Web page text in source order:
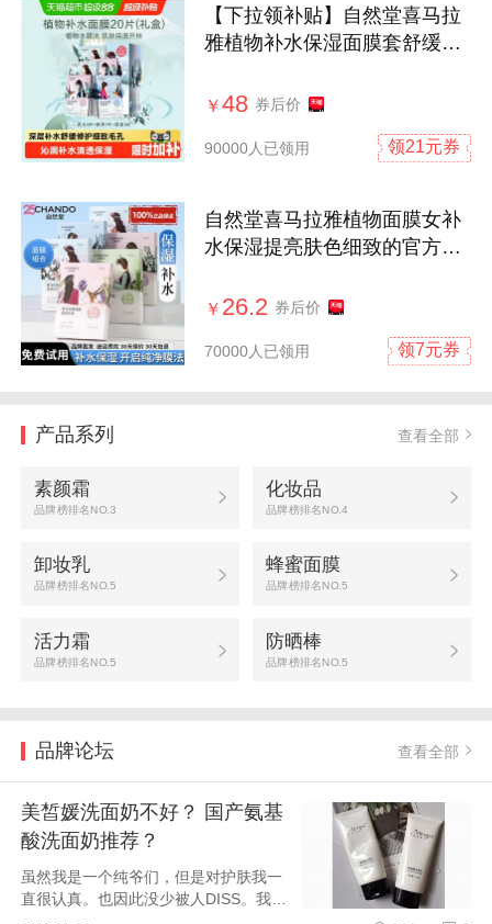
【下拉领补贴】自然堂喜马拉
雅植物补水保湿面膜套舒缓肌
￥48 券后价
90000人已领用 领21元券
自然堂喜马拉雅植物面膜女补
水保湿提亮肤色细致的官方旗
￥ 26.2 券后价
70000人已领用 领7元券
产品系列 查看全部
素颜霜
品牌榜排名NO.3
化妆品
品牌榜排名NO.4
卸妆乳
品牌榜排名NO.5
蜂蜜面膜
品牌榜排名NO.5
活力霜
品牌榜排名NO.5
防晒棒
品牌榜排名NO.5
品牌论坛 查看全部
美皙媛洗面奶不好？ 国产氨基
酸洗面奶推荐？
虽然我是一个纯爷们，但是对护肤我一
直很认真。也因此没少被人DISS。我一